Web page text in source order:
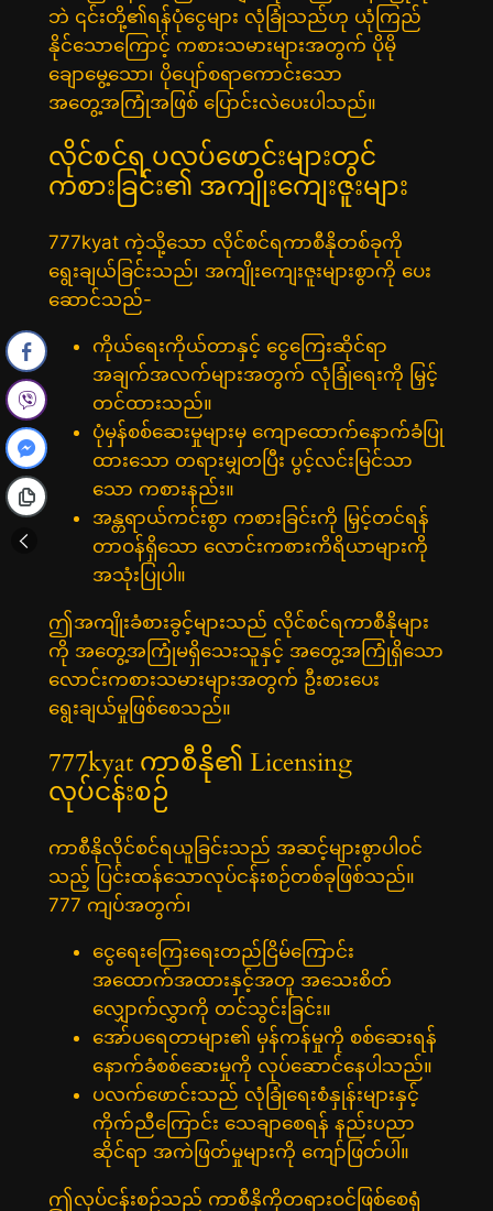
ဘဲ ၎င်းတို့၏ရန်ပုံငွေများ လုံခြုံသည်ဟု ယုံကြည်
နိုင်သောကြောင့် ကစားသမားများအတွက် ပိုမို
ချောမွေ့သော၊ ပိုပျော်စရာကောင်းသော
အတွေ့အကြုံအဖြစ် ပြောင်းလဲပေးပါသည်။
လိုင်စင်ရ ပလပ်ဖောင်းများတွင်
ကစားခြင်း၏ အကျိုးကျေးဇူးများ
777kyat ကဲ့သို့သော လိုင်စင်ရကာစီနိုတစ်ခုကို
ရွေးချယ်ခြင်းသည်၊ အကျိုးကျေးဇူးများစွာကို ပေး
ဆောင်သည်-
ကိုယ်ရေးကိုယ်တာနှင့် ငွေကြေးဆိုင်ရာ
အချက်အလက်များအတွက် လုံခြုံရေးကို မြှင့်
တင်ထားသည်။
ပုံမှန်စစ်ဆေးမှုများမှ ကျောထောက်နောက်ခံပြု
ထားသော တရားမျှတပြီး ပွင့်လင်းမြင်သာ
သော ကစားနည်း။
အန္တရာယ်ကင်းစွာ ကစားခြင်းကို မြှင့်တင်ရန်
တာဝန်ရှိသော လောင်းကစားကိရိယာများကို
အသုံးပြုပါ။
ဤအကျိုးခံစားခွင့်များသည် လိုင်စင်ရကာစီနိုများ
ကို အတွေ့အကြုံမရှိသေးသူနှင့် အတွေ့အကြုံရှိသော
လောင်းကစားသမားများအတွက် ဦးစားပေး
ရွေးချယ်မှုဖြစ်စေသည်။
777kyat ကာစီနို၏ Licensing
လုပ်ငန်းစဉ်
ကာစီနိုလိုင်စင်ရယူခြင်းသည် အဆင့်များစွာပါဝင်
သည့် ပြင်းထန်သောလုပ်ငန်းစဉ်တစ်ခုဖြစ်သည်။
777 ကျပ်အတွက်၊
ငွေရေးကြေးရေးတည်ငြိမ်ကြောင်း
အထောက်အထားနှင့်အတူ အသေးစိတ်
လျှောက်လွှာကို တင်သွင်းခြင်း။
အော်ပရေတာများ၏ မှန်ကန်မှုကို စစ်ဆေးရန်
နောက်ခံစစ်ဆေးမှုကို လုပ်ဆောင်နေပါသည်။
ပလက်ဖောင်းသည် လုံခြုံရေးစံနှုန်းများနှင့်
ကိုက်ညီကြောင်း သေချာစေရန် နည်းပညာ
ဆိုင်ရာ အကဲဖြတ်မှုများကို ကျော်ဖြတ်ပါ။
ဤလုပ်ငန်းစဉ်သည် ကာစီနိုကိုတရားဝင်ဖြစ်စေရုံ